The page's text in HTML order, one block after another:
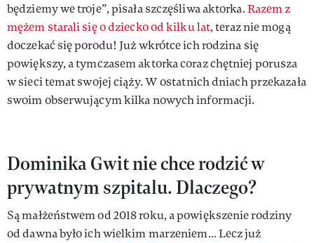
będziemy we troje”, pisała szczęśliwa aktorka.Razem z
mężem starali się o dziecko od kilku lat, teraz nie mogą
doczekać się porodu! Już wkrótce ich rodzina się
powiększy, a tymczasem aktorka coraz chętniej porusza
w sieci temat swojej ciąży. W ostatnich dniach przekazała
swoim obserwującym kilka nowych informacji.
Dominika Gwit nie chce rodzić w
prywatnym szpitalu. Dlaczego?
Są małżeństwem od 2018 roku, a powiększenie rodziny
od dawna było ich wielkim marzeniem… Lecz już